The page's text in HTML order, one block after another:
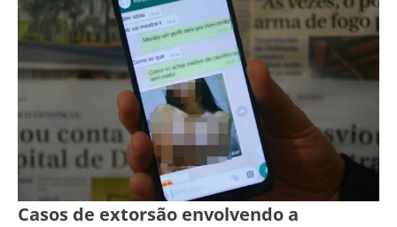
Casos de extorsão envolvendo a